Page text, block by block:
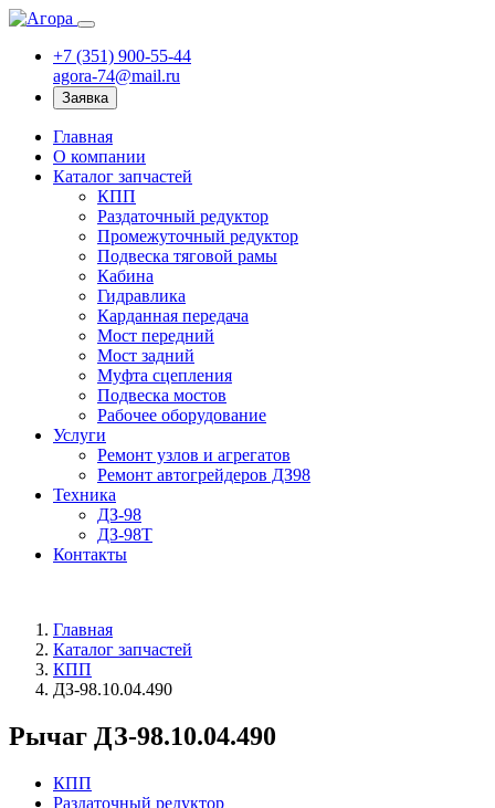
+7 (351) 900-55-44
agora-74@mail.ru
Заявка
Главная
О компании
Каталог запчастей
КПП
Раздаточный редуктор
Промежуточный редуктор
Подвеска тяговой рамы
Кабина
Гидравлика
Карданная передача
Мост передний
Мост задний
Муфта сцепления
Подвеска мостов
Рабочее оборудование
Услуги
Ремонт узлов и агрегатов
Ремонт автогрейдеров ДЗ98
Техника
ДЗ-98
ДЗ-98Т
Контакты
Главная
Каталог запчастей
КПП
ДЗ-98.10.04.490
Рычаг ДЗ-98.10.04.490
КПП
Раздаточный редуктор